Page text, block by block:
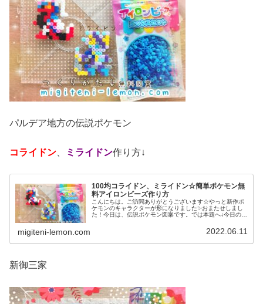
パルデア地方の伝説ポケモン
コライドン ミライドン作り方↓
100均コライドン、ミライドン☆簡単ポケモン無
料アイロンビーズ作り方
こんにちは。ご訪問ありがとうございます☆やっと新作ポ
ケモンのキャラクターが形になりました✨おまたせしまし
た！今日は、伝説ポケモン図案です。では本題へ↓今日の作
migiteni-lemon.com 2022.06.11
新御三家